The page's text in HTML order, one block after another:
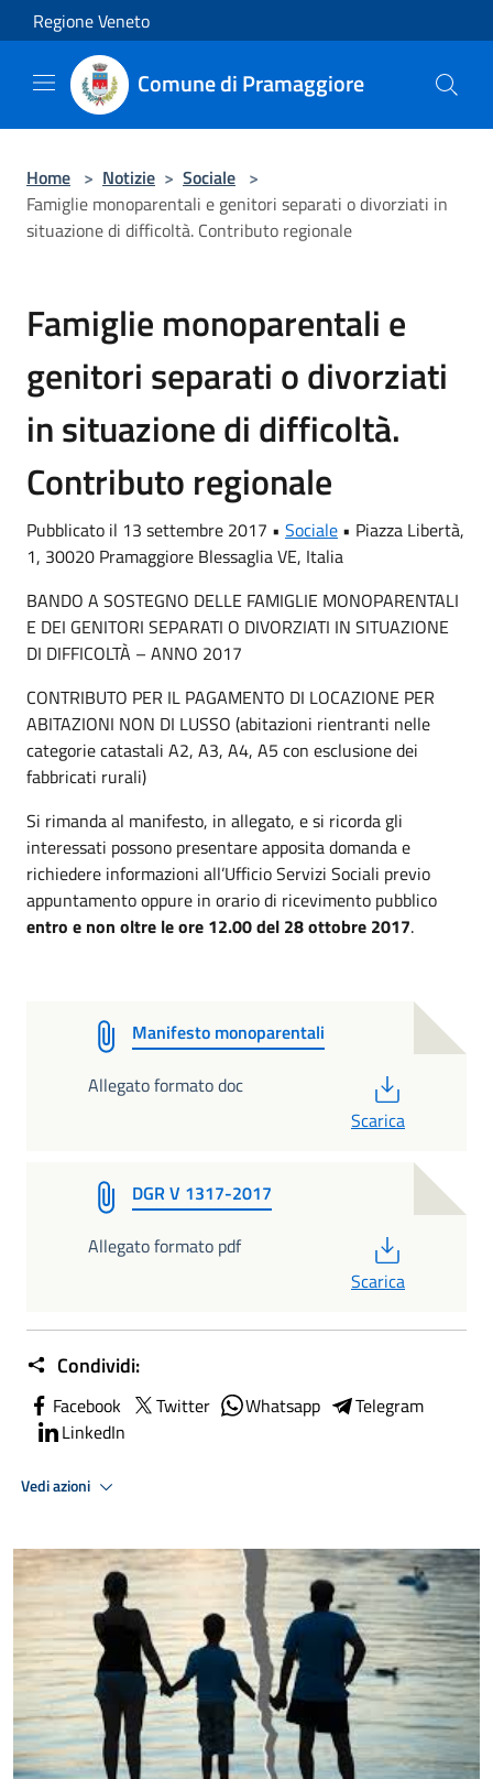
Salta al contenuto principale
Regione Veneto
Comune di Pramaggiore
Home > Notizie > Sociale >
Famiglie monoparentali e genitori separati o divorziati in
situazione di difficoltà. Contributo regionale
Famiglie monoparentali e
genitori separati o divorziati
in situazione di difficoltà.
Contributo regionale
Pubblicato il 13 settembre 2017 • Sociale • Piazza Libertà,
1, 30020 Pramaggiore Blessaglia VE, Italia
BANDO A SOSTEGNO DELLE FAMIGLIE MONOPARENTALI
E DEI GENITORI SEPARATI O DIVORZIATI IN SITUAZIONE
DI DIFFICOLTÀ – ANNO 2017
CONTRIBUTO PER IL PAGAMENTO DI LOCAZIONE PER
ABITAZIONI NON DI LUSSO (abitazioni rientranti nelle
categorie catastali A2, A3, A4, A5 con esclusione dei
fabbricati rurali)
Si rimanda al manifesto, in allegato, e si ricorda gli
interessati possono presentare apposita domanda e
richiedere informazioni all’Ufficio Servizi Sociali previo
appuntamento oppure in orario di ricevimento pubblico
entro e non oltre le ore 12.00 del 28 ottobre 2017.
Manifesto monoparentali
Allegato formato doc
Scarica
DGR V 1317-2017
Allegato formato pdf
Scarica
Condividi:
Facebook Twitter Whatsapp
Telegram
LinkedIn
Vedi azioni